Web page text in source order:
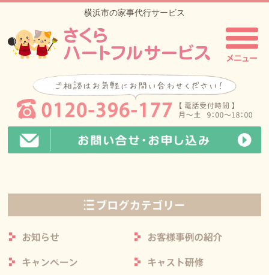
横浜市の家事代行サービス